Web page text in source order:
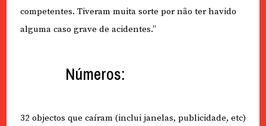
competentes. Tiveram muita sorte por não ter havido
alguma caso grave de acidentes.”
Números:
32 objectos que caíram (inclui janelas, publicidade, etc)